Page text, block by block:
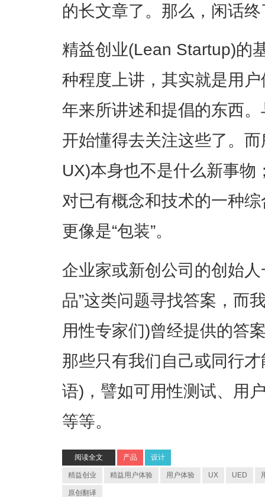
的长文章了。那么，闲话
精益创业(Lean Startup)的
种程度上讲，其实就是用
年来所讲述和提倡的东西
开始懂得去关注这些了。
UX)本身也不是什么新事物
对已有概念和技术的一种
更像是“包装”。
企业家或新创公司的创始
品”这类问题寻找答案，而
用性专家们)曾经提供的答
那些只有我们自己或同行
语)，譬如可用性测试、用
等等。
阅读全文 产品 设计
精益创业 精益用户体验 用户体验 UX UED
原创翻译